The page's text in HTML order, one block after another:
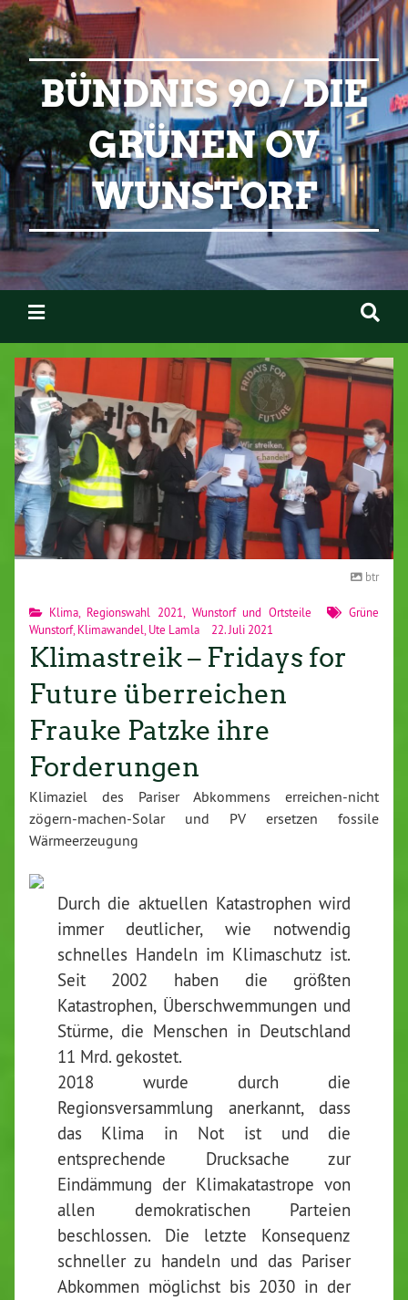
BÜNDNIS 90 / DIE
GRÜNEN OV
WUNSTORF
btr
Klima, Regionswahl 2021 Wunstorf und Ortsteile
Grüne
Wunstorf, Klimawandel Ute Lamla 22. Juli 2021
Klimastreik – Fridays for
Future überreichen
Frauke Patzke ihre
Forderungen
Klimaziel des Pariser Abkommens erreichen-nicht
zögern-machen-Solar und PV ersetzen fossile
Wärmeerzeugung
Durch die aktuellen Katastrophen wird
immer deutlicher, wie notwendig
schnelles Handeln im Klimaschutz ist.
Seit 2002 haben die größten
Katastrophen, Überschwemmungen und
Stürme, die Menschen in Deutschland
11 Mrd. gekostet.
2018 wurde durch die
Regionsversammlung anerkannt, dass
das Klima in Not ist und die
entsprechende Drucksache zur
Eindämmung der Klimakatastrope von
allen demokratischen Parteien
beschlossen. Die letzte Konsequenz
schneller zu handeln und das Pariser
Abkommen möglichst bis 2030 in der